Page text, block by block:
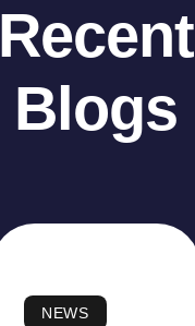
Recent
Blogs
NEWS